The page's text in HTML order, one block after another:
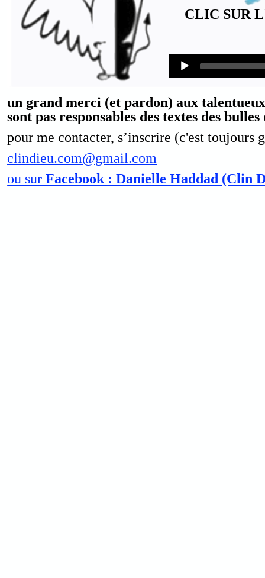
un grand merci (et pardon) aux
sont pas responsables des textes des
pour me contacter, s’inscrire (c'est toujours
clindieu.com@gmail.com
ou surFacebook : Danielle Haddad (Clin
Audio
Player
CLIC SUR